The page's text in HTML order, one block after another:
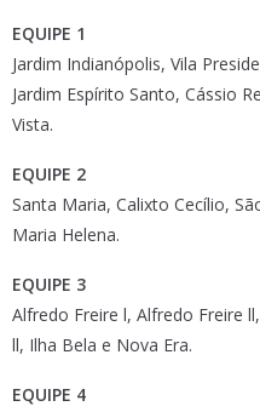
EQUIPE 1
Jardim Indianópolis, Vila
Jardim Espírito Santo, Cássio
Vista.
EQUIPE 2
Santa Maria, Calixto Cecílio,
Maria Helena.
EQUIPE 3
Alfredo Freire l, Alfredo Freire
ll, Ilha Bela e Nova Era.
EQUIPE 4